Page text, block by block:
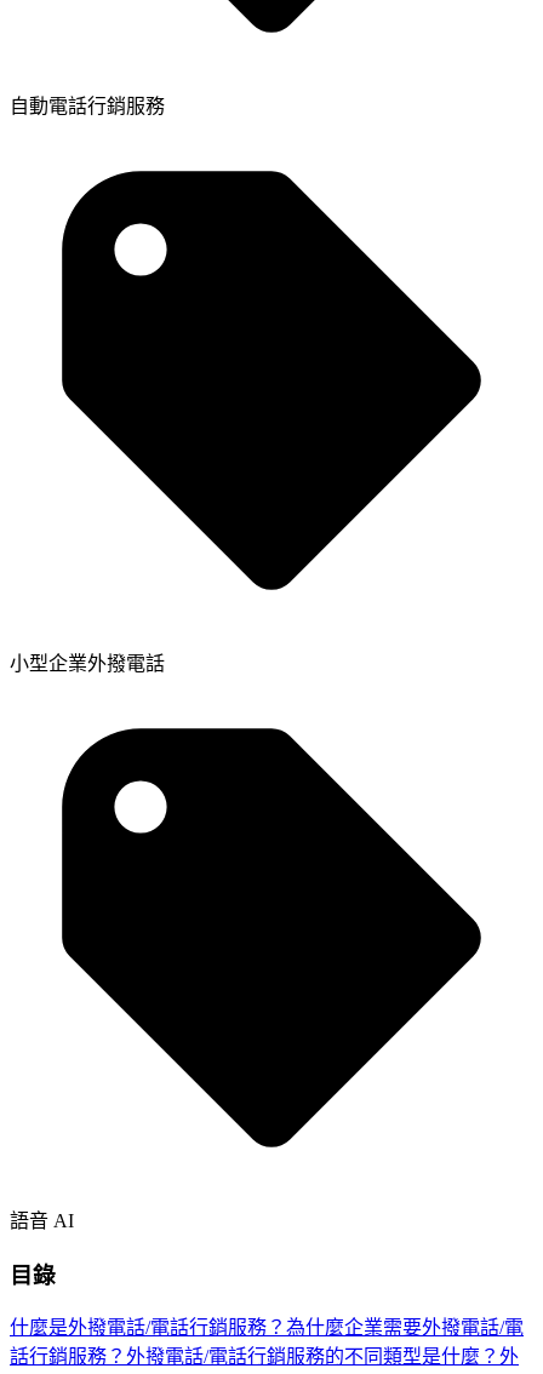
自動電話行銷服務
小型企業外撥電話
語音 AI
目錄
什麼是外撥電話/電話行銷服務？ 為什麼企業需要外撥電話/電
話行銷服務？ 外撥電話/電話行銷服務的不同類型是什麼？ 外